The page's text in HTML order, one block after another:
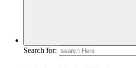
Search for: